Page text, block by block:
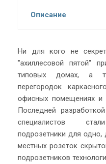
Описание
Ни для кого не
"ахиллесовой пятой"
типовых домах, а
перегородок
офисных помещениях и
Последней
специалистов
подрозетники для одно,
местных розеток
подрозетников